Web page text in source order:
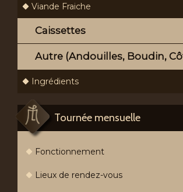
Viande Fraiche
Caissettes
Autre (Andouilles, Boudin,
Ingrédients
Tournée mensuelle
Fonctionnement
Lieux de rendez-vous